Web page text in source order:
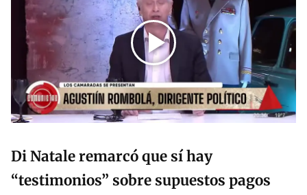
Di Natale remarcó que sí hay
“testimonios” sobre supuestos pagos